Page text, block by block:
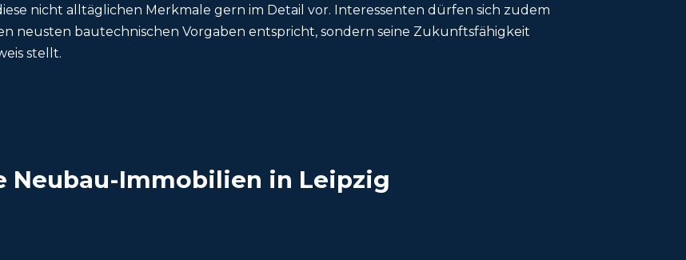
nicht alltäglichen Merkmale gern im Detail vor. Interessenten dürfen sich zudem
neusten bautechnischen Vorgaben entspricht, sondern seine Zukunftsfähigkeit
stellt.
Neubau-Immobilien in Leipzig